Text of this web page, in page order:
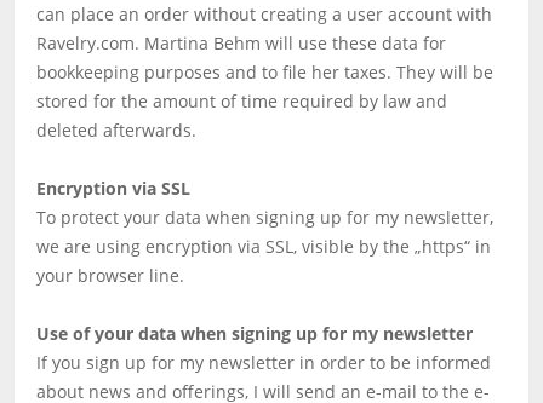
can place an order without creating a user account with
Ravelry.com. Martina Behm will use these data for
bookkeeping purposes and to file her taxes. They will be
stored for the amount of time required by law and
deleted afterwards.
Encryption via SSL
To protect your data when signing up for my newsletter,
we are using encryption via SSL, visible by the „https“ in
your browser line.
Use of your data when signing up for my newsletter
If you sign up for my newsletter in order to be informed
about news and offerings, I will send an e-mail to the e-